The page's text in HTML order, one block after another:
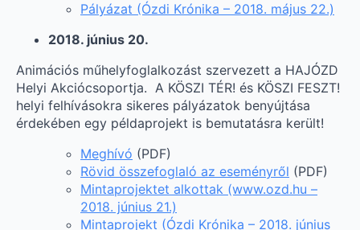
Pályázat (Ózdi Krónika – 2018. május 22.)
2018. június 20.
Animációs műhelyfoglalkozást szervezett a HAJÓZD
Helyi Akciócsoportja. A KÖSZI TÉR! és KÖSZI FESZT!
helyi felhívásokra sikeres pályázatok benyújtása
érdekében egy példaprojekt is bemutatásra került!
Meghívó (PDF)
Rövid összefoglaló az eseményről (PDF)
Mintaprojektet alkottak (www.ozd.hu –
2018. június 21.)
Mintaprojekt (Ózdi Krónika – 2018. június